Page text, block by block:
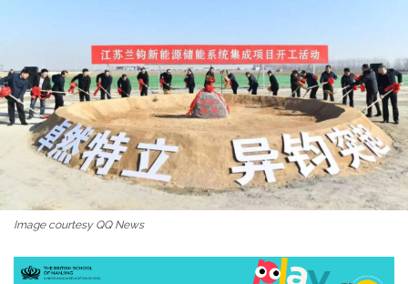
Image courtesy QQ News